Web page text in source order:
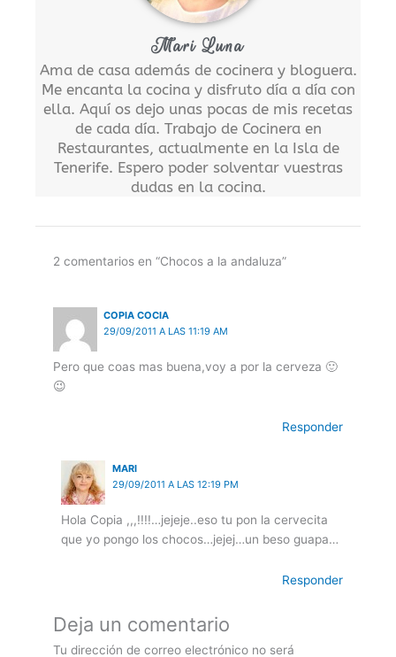
Mari Luna
Ama de casa además de cocinera y bloguera.
Me encanta la cocina y disfruto día a día con
ella. Aquí os dejo unas pocas de mis recetas
de cada día. Trabajo de Cocinera en
Restaurantes, actualmente en la Isla de
Tenerife. Espero poder solventar vuestras
dudas en la cocina.
2 comentarios en “Chocos a la andaluza”
COPIA COCIA
29/09/2011 A LAS 11:19 AM
Pero que coas mas buena,voy a por la cerveza 🙂
😉
Responder
MARI
29/09/2011 A LAS 12:19 PM
Hola Copia ,,,!!!!…jejeje..eso tu pon la cervecita
que yo pongo los chocos…jejej…un beso guapa…
Responder
Deja un comentario
Tu dirección de correo electrónico no será